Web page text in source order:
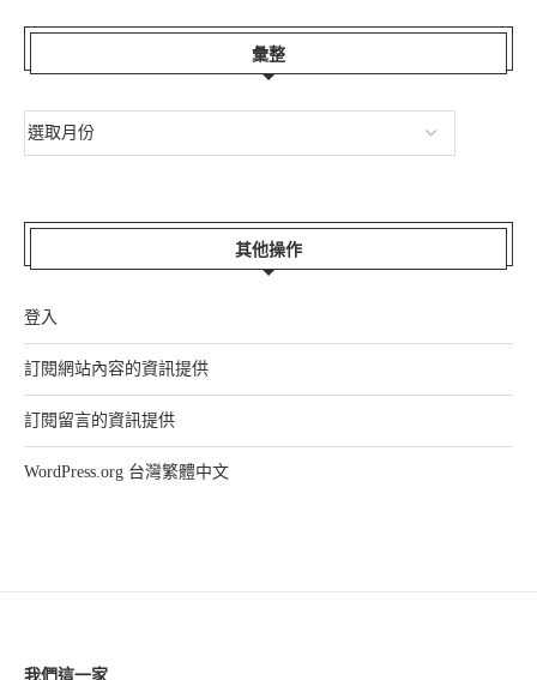
彙整
其他操作
登入
訂閱網站內容的資訊提供
訂閱留言的資訊提供
WordPress.org 台灣繁體中文
我們這一家